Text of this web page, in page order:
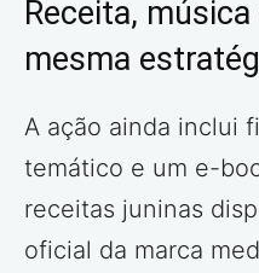
Receita,
mesma
A ação ainda inclui
temático e um e-
receitas juninas
oficial da marca